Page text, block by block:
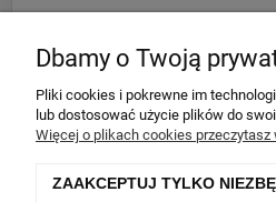
Piękny naszyjnik, szybka dostawa.
Dbamy o Twoją
Pliki cookies i pokrewne im
lub dostosować użycie plików do
Więcej o plikach cookies
ZAAKCEPTUJ TYLKO